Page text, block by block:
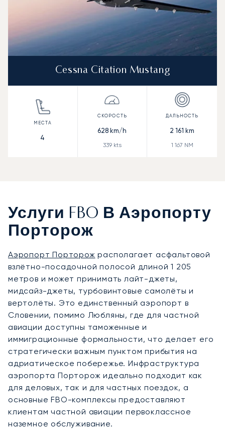
Cessna Citation Mustang
4
628 km/h
339kts
2 161 km
1 167 NM
Услуги FBO В Аэропорту
Порторож
Аэропорт Порторож располагает асфальтовой
взлётно-посадочной полосой длиной 1 205
метров и может принимать лайт-джеты,
мидсайз-джеты, турбовинтовые самолёты и
вертолёты. Это единственный аэропорт в
Словении, помимо Любляны, где для частной
авиации доступны таможенные и
иммиграционные формальности, что делает его
стратегически важным пунктом прибытия на
адриатическое побережье. Инфраструктура
аэропорта Порторож идеально подходит как
для деловых, так и для частных поездок, а
основные FBO-комплексы предоставляют
клиентам частной авиации первоклассное
наземное обслуживание.